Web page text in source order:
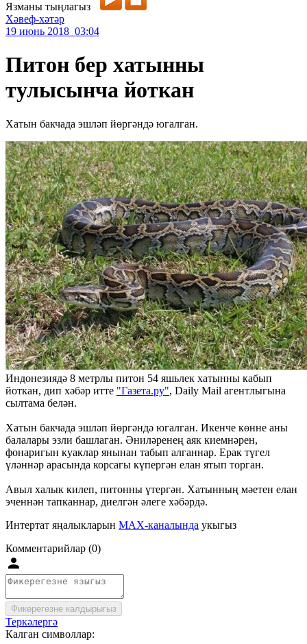
Язманы тыңлагыз
Хәвеф-хәтәр
19 июнь 2018 03:04
Питон бер хатынны
тулысынча йоткан
Хатын бакчада эшләп йөргәндә югалган.
Индонезиядә 8 метрлы питон 54 яшьлек хатынны кабып
йоткан, дип хәбәр итте "Газета.ру", Daily Mail агентлыгына
сылтама белән.
Хатын бакчада эшләп йөргәндә югалган. Икенче көнне аны
балалары эзли башлаган. Әниләренең аяк киемнәрен,
фонаригын куаклар янынан табып алганнар. Ерак түгел
үләннәр арасында корсагы күпергән елан ятып торган.
Авыл халык килеп, питонны үтергән. Хатынның мәетен елан
эченнән тапканнар, диелгән әлеге хәбәрдә.
Интертат яңалыкларын MAX-каналында укыгыз
Комментарийлар (0)
Фикерегезне калдырыгыз
Теркәлергә
Калган символлар: